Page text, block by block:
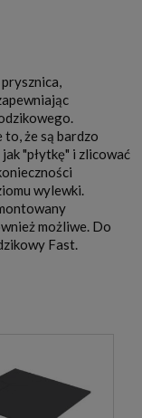
że są bardzo
"płytkę" i zlicować
wylewki.
możliwe. Do
Fast.